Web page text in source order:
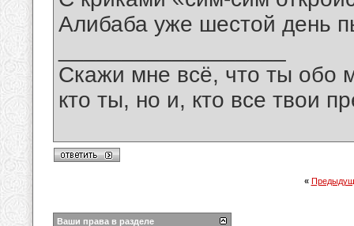
Алибаба уже шестой день
Скажи мне всё, что ты обо
кто ты, но и, кто все твои
«
Ваши права в разделе